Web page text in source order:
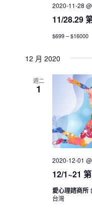
11/28.29
2020-11-28
$699 – $16000
12 月 2020
週二
1
12/1~21
2020-12-01
愛心理諮商所
台灣